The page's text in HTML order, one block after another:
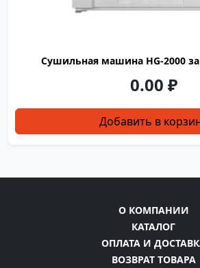
Сушильная машина HG-2000
0.00 ₽
Добавить в
О КОМПАНИИ
КАТАЛОГ
ОПЛАТА И
ВОЗВРАТ ТОВАРА